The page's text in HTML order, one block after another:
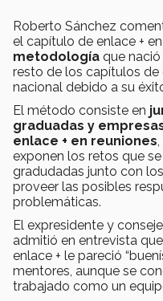
Roberto Sánchez
el capítulo de enlace +
metodología que
resto de los capítulos
nacional debido a su
El método consiste en
graduadas y
enlace + en reuniones
exponen los retos que
gradudadas junto con
proveer las posibles
problemáticas.
El expresidente y
admitió en entrevista
enlace + le pareció
mentores, aunque se
trabajado como un